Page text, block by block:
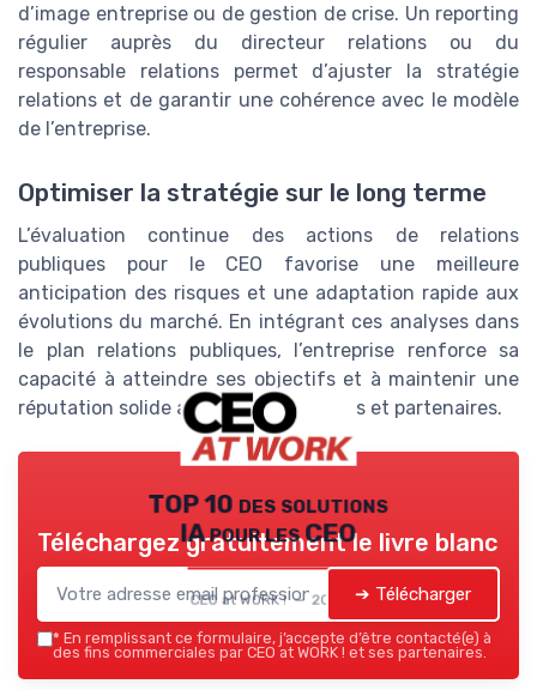
d’image entreprise ou de gestion de crise. Un reporting
régulier auprès du directeur relations ou du
responsable relations permet d’ajuster la stratégie
relations et de garantir une cohérence avec le modèle
de l’entreprise.
Optimiser la stratégie sur le long terme
L’évaluation continue des actions de relations
publiques pour le CEO favorise une meilleure
anticipation des risques et une adaptation rapide aux
évolutions du marché. En intégrant ces analyses dans
le plan relations publiques, l’entreprise renforce sa
capacité à atteindre ses objectifs et à maintenir une
réputation solide auprès de ses clients et partenaires.
TOP 10 des solutions
IA pour les CEO
CEO at WORK ! — 2026
Téléchargez gratuitement le livre blanc
➔ Télécharger
* En remplissant ce formulaire, j’accepte d’être contacté(e) à
des fins commerciales par CEO at WORK ! et ses partenaires.